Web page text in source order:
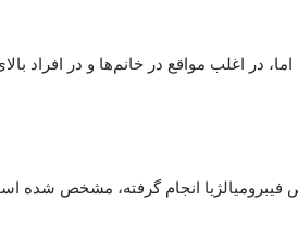
در خانم‌ها و در افراد بالای 45 سال بیشتر ایجاد
انجام گرفته، مشخص شده